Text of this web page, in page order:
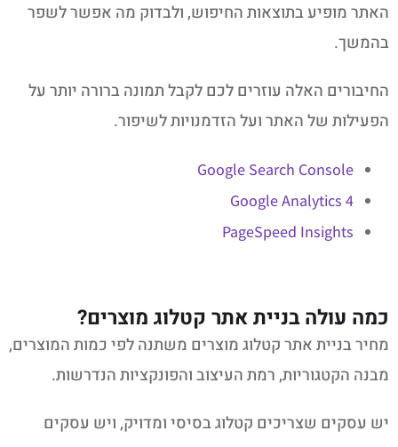
האתר מופיע בתוצאות החיפוש, ולבדוק מה אפשר לשפר
בהמשך.
החיבורים האלה עוזרים לכם לקבל תמונה ברורה יותר על
הפעילות של האתר ועל הזדמנויות לשיפור.
Google Search Console
Google Analytics 4
PageSpeed Insights
כמה עולה בניית אתר קטלוג מוצרים?
מחיר בניית אתר קטלוג מוצרים משתנה לפי כמות המוצרים,
מבנה הקטגוריות, רמת העיצוב והפונקציות הנדרשות.
יש עסקים שצריכים קטלוג בסיסי ומדויק, ויש עסקים